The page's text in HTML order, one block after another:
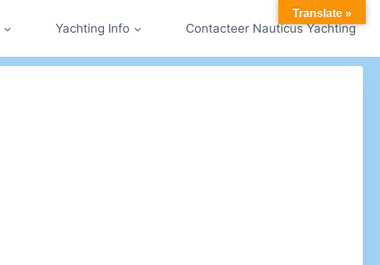
Yachting Info Contacteer Nauticus Yachting
Translate »